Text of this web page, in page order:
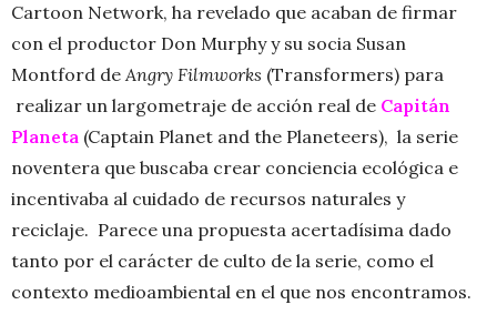
Cartoon Network, ha revelado que acaban de firmar
con el productor Don Murphy y su socia Susan
Montford deAngry Filmworks (Transformers) para
realizar un largometraje de acción real de Capitán
Planeta (Captain Planet and the Planeteers), la serie
noventera que buscaba crear conciencia ecológica e
incentivaba al cuidado de recursos naturales y
reciclaje. Parece una propuesta acertadísima dado
tanto por el carácter de culto de la serie, como el
contexto medioambiental en el que nos encontramos.